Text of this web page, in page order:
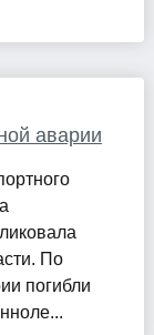
аварии
По
погибли